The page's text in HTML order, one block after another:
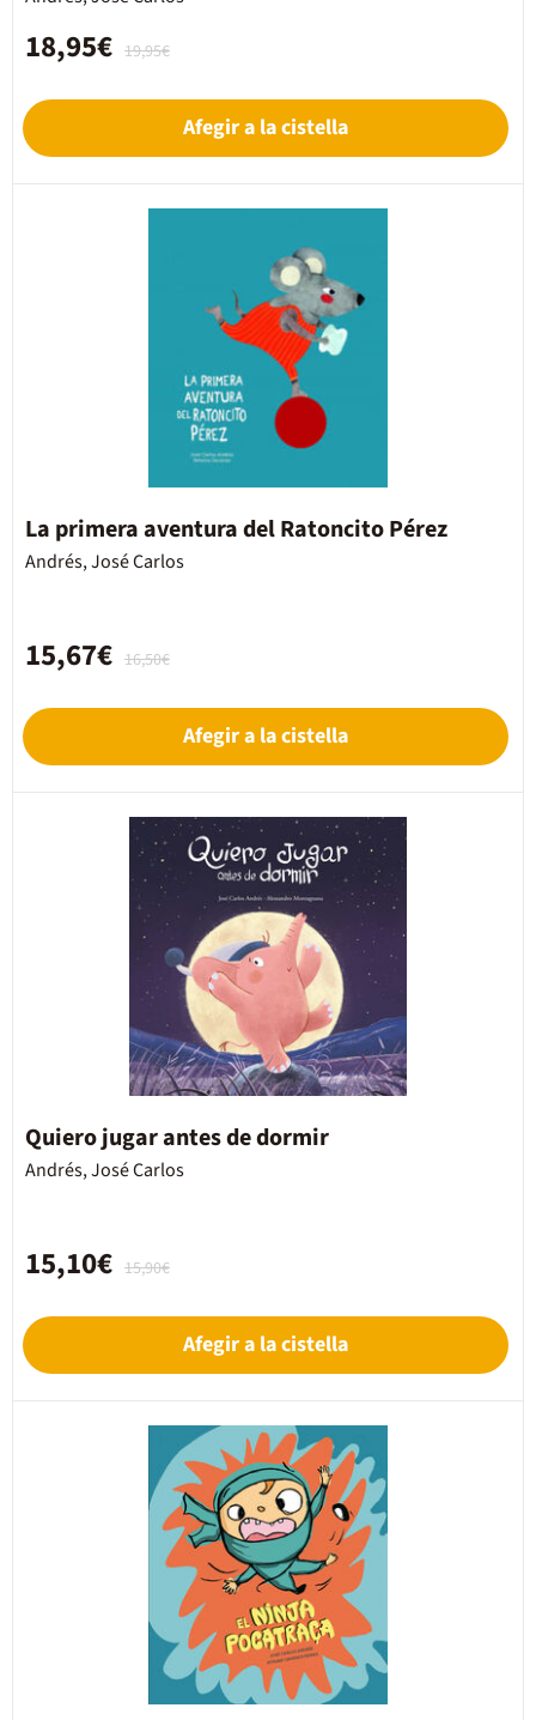
19,95€
18,95€
Afegir a la cistella
La primera aventura del Ratoncito Pérez
Andrés, José Carlos
16,50€
15,67€
Afegir a la cistella
Quiero jugar antes de dormir
Andrés, José Carlos
15,90€
15,10€
Afegir a la cistella